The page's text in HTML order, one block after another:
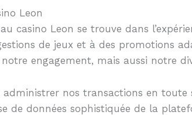
Leon
casino Leon se trouve dans
de jeux et à des promotions
engagement, mais aussi notre
nos transactions en
de données sophistiquée de la